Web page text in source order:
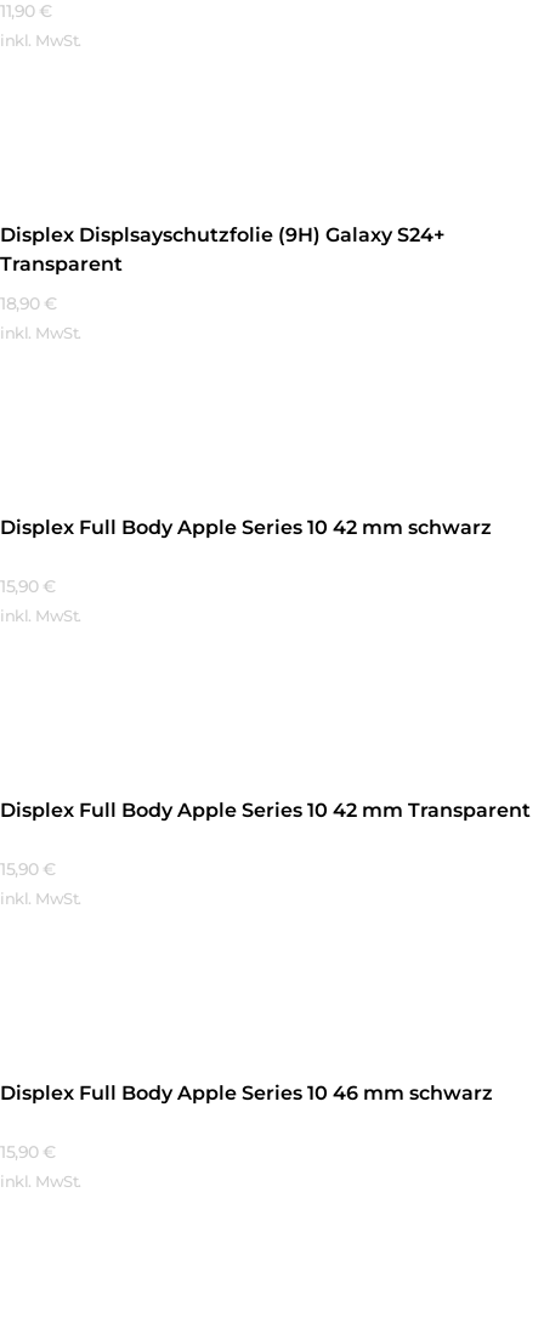
11,90 €
inkl. MwSt.
Displex Displsayschutzfolie (9H) Galaxy S24+
Transparent
18,90 €
inkl. MwSt.
Displex Full Body Apple Series 10 42 mm schwarz
15,90 €
inkl. MwSt.
Displex Full Body Apple Series 10 42 mm Transparent
15,90 €
inkl. MwSt.
Displex Full Body Apple Series 10 46 mm schwarz
15,90 €
inkl. MwSt.